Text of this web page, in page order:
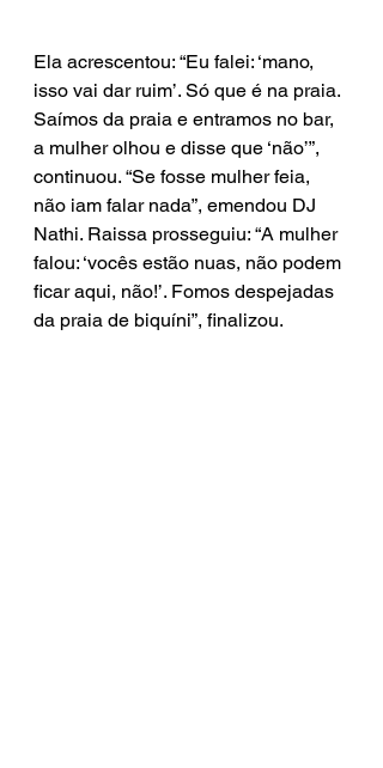
Ela acrescentou: “Eu falei: ‘mano,
isso vai dar ruim’. Só que é na praia.
Saímos da praia e entramos no bar,
a mulher olhou e disse que ‘não’”,
continuou. “Se fosse mulher feia,
não iam falar nada”, emendou DJ
Nathi. Raissa prosseguiu: “A mulher
falou: ‘vocês estão nuas, não podem
ficar aqui, não!’. Fomos despejadas
da praia de biquíni”, finalizou.